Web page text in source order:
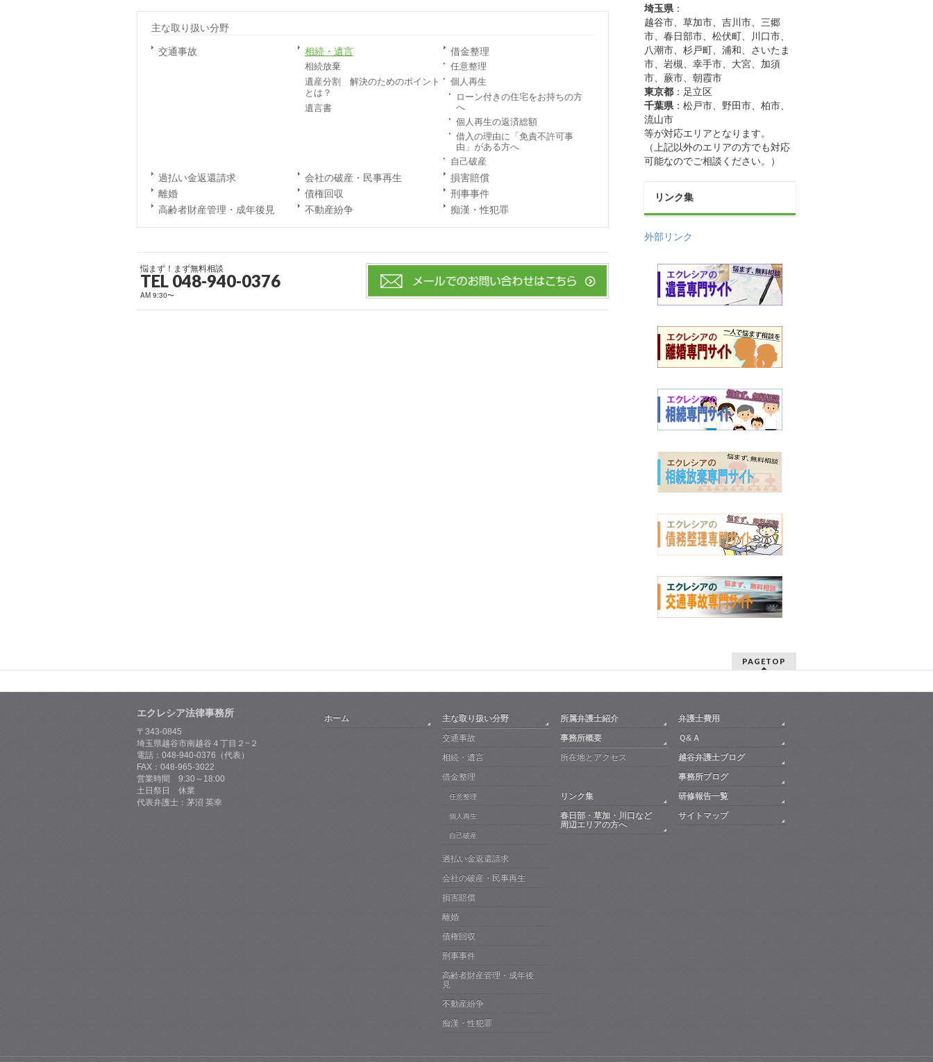
主な取り扱い分野
交通事故 相続・遺言
相続放棄
遺産分割 解決のためのポイント
とは？
遺言書
借金整理
任意整理
個人再生
ローン付きの住宅をお持ちの方
へ
個人再生の返済総額
借入の理由に「免責不許可事
由」がある方へ
自己破産
過払い金返還請求 会社の破産・民事再生
損害賠償
離婚
債権回収
刑事事件
高齢者財産管理・成年後見
不動産紛争 痴漢・性犯罪
悩まず！まず無料相談
TEL 048-940-0376
AM 9:30〜
埼玉県：
越谷市、草加市、吉川市、三郷
市、春日部市、松伏町、川口市、
八潮市、杉戸町、浦和、さいたま
市、岩槻、幸手市、大宮、加須
市、蕨市、朝霞市
東京都 ：足立区
千葉県：松戸市、野田市、柏市、
流山市
等が対応エリアとなります。
（上記以外のエリアの方でも対応
可能なのでご相談ください。）
リンク集
外部リンク
PAGETOP
エクレシア法律事務所
〒343-0845
埼玉県越谷市南越谷４丁目２−２
電話：048-940-0376（代表）
FAX：048-965-3022
営業時間 9:30～18:00
土日祭日 休業
代表弁護士：茅沼 英幸
ホーム
主な取り扱い分野
交通事故
相続・遺言
借金整理
任意整理
個人再生
自己破産
過払い金返還請求
会社の破産・民事再生
損害賠償
離婚
債権回収
刑事事件
高齢者財産管理・成年後
見
不動産紛争
痴漢・性犯罪
所属弁護士紹介
弁護士費用
事務所概要
所在地とアクセス
Ｑ&Ａ
越谷弁護士ブログ
事務所ブログ
リンク集
研修報告一覧
春日部・草加・川口など
周辺エリアの方へ
サイトマップ